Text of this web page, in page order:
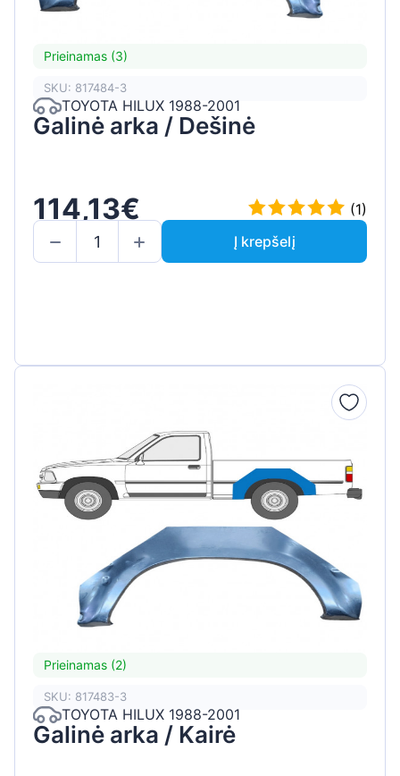
Prieinamas (3)
SKU: 817484-3
TOYOTA HILUX 1988-2001
Galinė arka / Dešinė
114,13€
(1)
Į krepšelį
Prieinamas (2)
SKU: 817483-3
TOYOTA HILUX 1988-2001
Galinė arka / Kairė